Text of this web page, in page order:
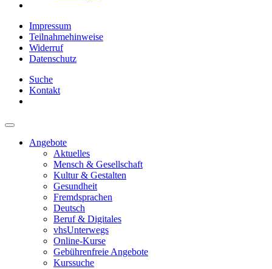
Impressum
Teilnahmehinweise
Widerruf
Datenschutz
Suche
Kontakt
Angebote
Aktuelles
Mensch & Gesellschaft
Kultur & Gestalten
Gesundheit
Fremdsprachen
Deutsch
Beruf & Digitales
vhsUnterwegs
Online-Kurse
Gebührenfreie Angebote
Kurssuche